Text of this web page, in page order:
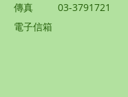
傳真
03-3791721
電子信箱